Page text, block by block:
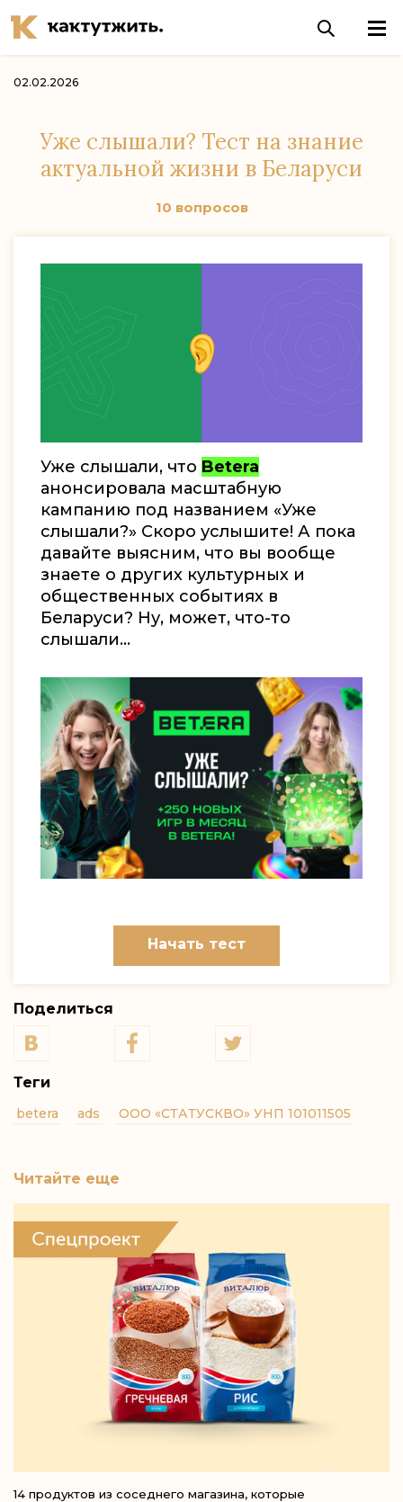
02.02.2026
Уже слышали? Тест на знание
актуальной жизни в Беларуси
10 вопросов
Уже слышали, что Betera
анонсировала масштабную
кампанию под названием «Уже
слышали?» Скоро услышите! А пока
давайте выясним, что вы вообще
знаете о других культурных и
общественных событиях в
Беларуси? Ну, может, что-то
слышали...
Начать тест
Поделиться
Теги
betera ads ООО «СТАТУСКВО» УНП 101011505
Читайте еще
14 продуктов из соседнего магазина, которые